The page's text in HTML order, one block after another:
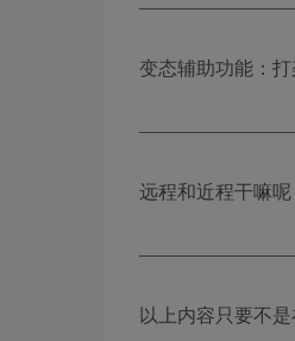
变态辅助功能：
远程和近程干嘛呢
以上内容只要不是